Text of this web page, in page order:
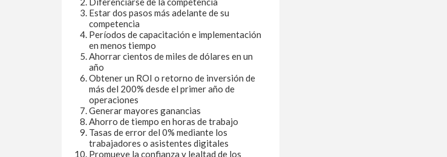
Estar dos pasos más adelante de su
competencia
Períodos de capacitación e implementación
en menos tiempo
Ahorrar cientos de miles de dólares en un
año
Obtener un ROI o retorno de inversión de
más del 200% desde el primer año de
operaciones
Generar mayores ganancias
Ahorro de tiempo en horas de trabajo
Tasas de error del 0% mediante los
trabajadores o asistentes digitales
Promueve la confianza y lealtad de los